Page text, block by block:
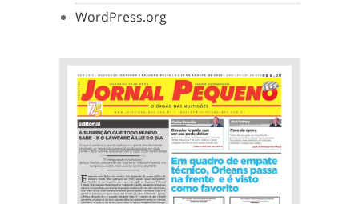
WordPress.org